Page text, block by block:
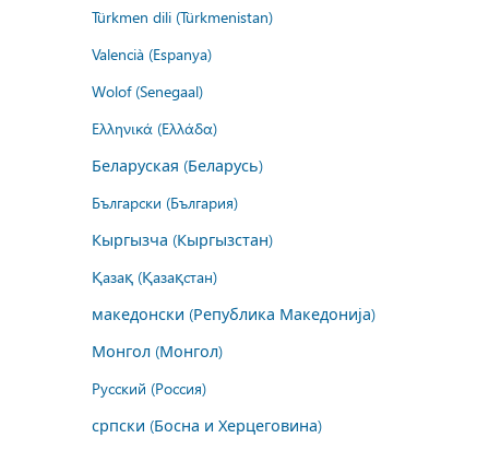
Türkmen dili (Türkmenistan)
Valencià (Espanya)
Wolof (Senegaal)
Ελληνικά (Ελλάδα)
Беларуская (Беларусь)
Български (България)
Кыргызча (Кыргызстан)
Қазақ (Қазақстан)
македонски (Република Македонија)
Монгол (Монгол)
Русский (Россия)
српски (Босна и Херцеговина)